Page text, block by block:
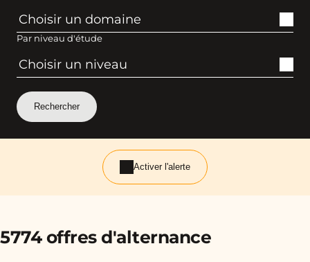
Par niveau d'étude
Activer l'alerte
5774 offres d'alternance